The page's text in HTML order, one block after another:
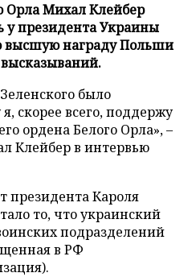
Орла Михал Клейбер
у президента Украины
высшую награду Польши
было
скорее всего, поддержу
ордена Белого Орла», –
Клейбер в интервью
президента Кароля
то, что украинский
подразделений
в РФ